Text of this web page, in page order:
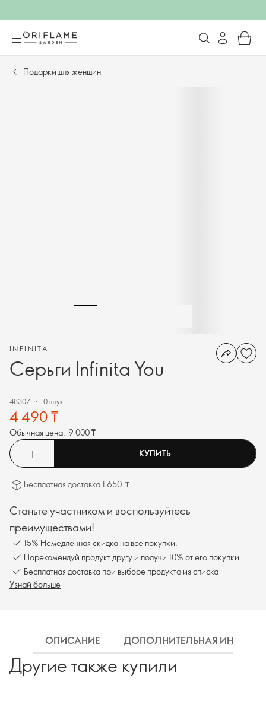
Подарки для женщин
INFINITA
Серьги Infinita You
48307 0 штук.
4 490 ₸
Обычная цена: 9 000 ₸
КУПИТЬ
Бесплатная доставка 1 650 ₸
Станьте участником и воспользуйтесь
преимуществами!
15% Немедленная скидка на все покупки.
Порекомендуй продукт другу и получи 10% от его покупки.
Бесплатная доставка при выборе продукта из списка
Узнай больше
ОПИСАНИЕ ДОПОЛНИТЕЛЬНАЯ
Другие также купили